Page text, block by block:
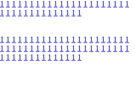
1 1 1 1 1 1 1 1 1 1 1 1 1 1 1 1 1 1 1 1 1 1
1 1 1 1 1 1 1 1 1 1 1 1 1 1
1 1 1 1 1 1 1 1 1 1 1 1 1 1 1 1 1 1 1 1 1 1
1 1 1 1 1 1 1 1 1 1 1 1 1 1 1 1 1 1 1 1 1 1
1 1 1 1 1 1 1 1 1 1 1 1 1 1